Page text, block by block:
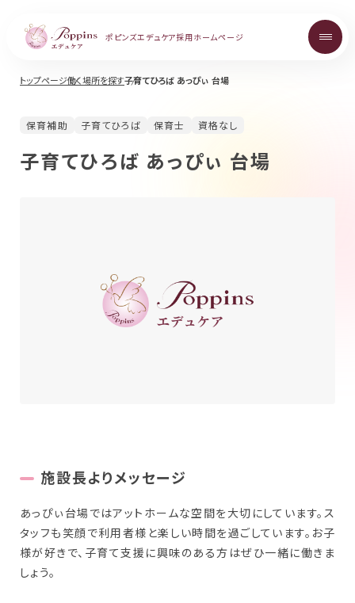
ポピンズエデュケア採用ホームページ
ポピンズエデュケアを知る
中途採用について
トップページ働く場所を探す子育てひろば あっぴぃ 台場
保育補助 子育てひろば 保育士 資格なし
子育てひろば あっぴぃ 台場
施設長よりメッセージ
あっぴぃ台場ではアットホームな空間を大切にしています。ス
タッフも笑顔で利用者様と楽しい時間を過ごしています。お子
様が好きで、子育て支援に興味のある方はぜひ一緒に働きま
しょう。